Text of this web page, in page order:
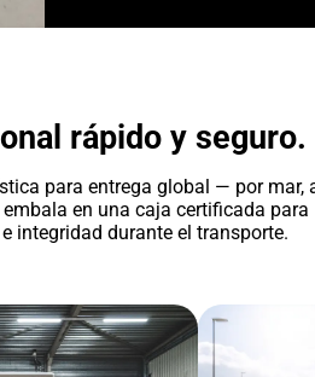
rápido y seguro.
para entrega global — por mar,
en una caja certificada para
integridad durante el transporte.